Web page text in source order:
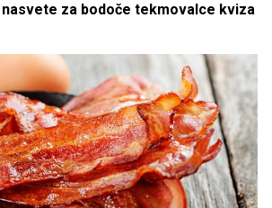
za bodoče tekmovalce kviza